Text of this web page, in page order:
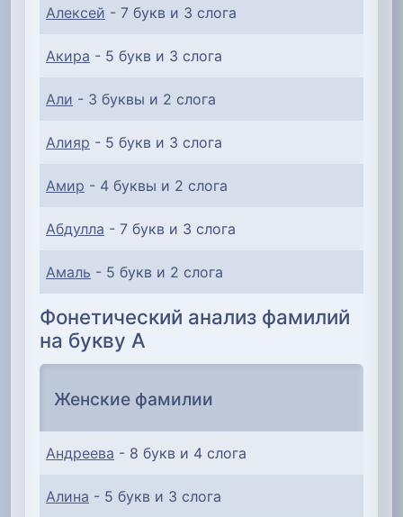
Алексей - 7 букв и 3 слога
Акира - 5 букв и 3 слога
Али - 3 буквы и 2 слога
Алияр - 5 букв и 3 слога
Амир - 4 буквы и 2 слога
Абдулла - 7 букв и 3 слога
Амаль - 5 букв и 2 слога
Фонетический анализ фамилий
на букву А
Женские фамилии
Андреева - 8 букв и 4 слога
Алина - 5 букв и 3 слога